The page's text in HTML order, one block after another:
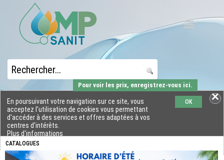
CATALOGUES
En poursuivant votre navigation sur ce site, vous
acceptez l'utilisation de cookies vous permettant
d'accéder à des services et offres adaptées à vos
centres d'intérêts.
Plus d'informations
OK
Pour voir les prix, enregistrez-vous ici.